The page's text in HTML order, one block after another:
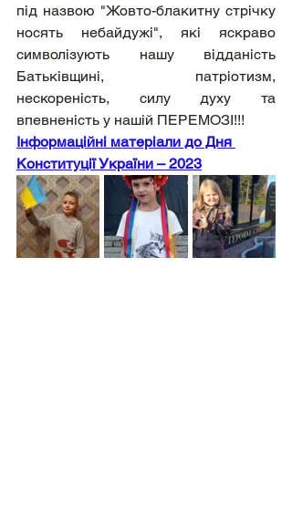
під назвою "Жовто-блакитну стрічку
носять небайдужі", які яскраво
символізують нашу відданість
Батьківщині, патріотизм,
нескореність, силу духу та
впевненість у нашій ПЕРЕМОЗІ!!!
Інформаційні матеріали до Дня
Конституції України – 2023